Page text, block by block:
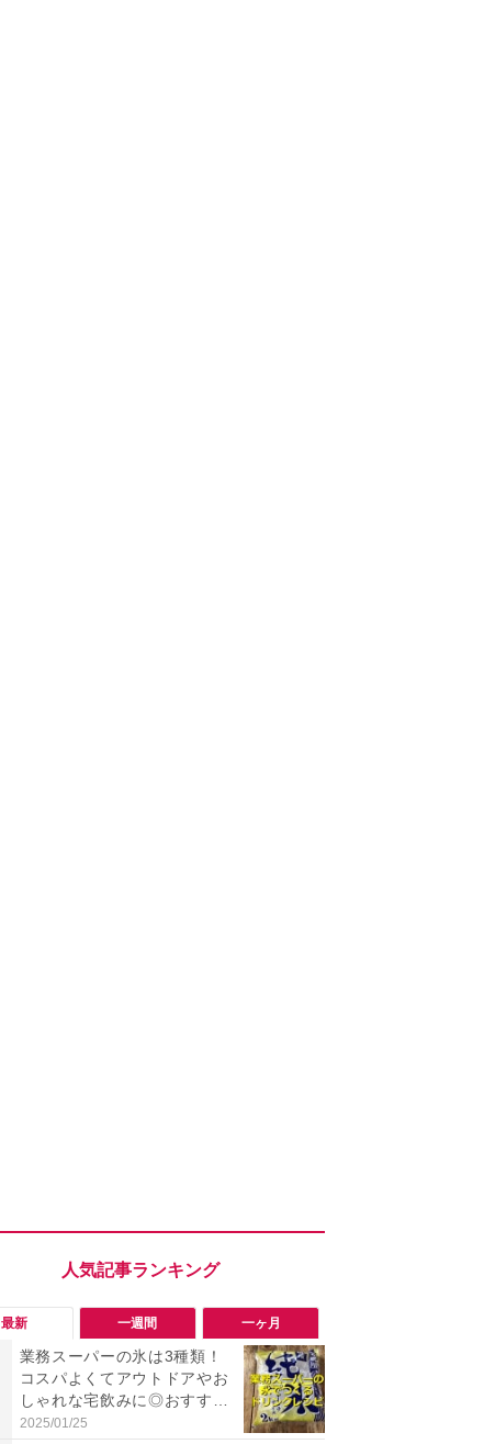
最新 一週間 一ヶ月
業務スーパーの氷は3種類！
コスパよくてアウトドアやお
しゃれな宅飲みに◎おすすめ
は2kg「純氷 オーロラアイ
2025/01/25